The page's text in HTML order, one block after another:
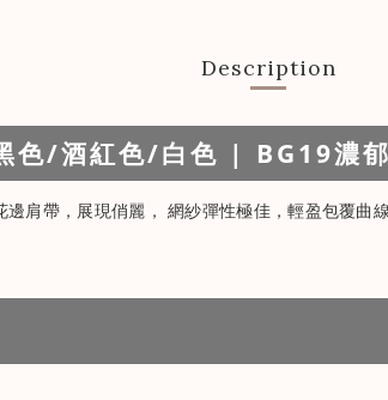
Description
色/酒紅色/白色 | BG19濃郁
肩帶，展現俏麗， 網紗彈性極佳，輕盈包覆曲